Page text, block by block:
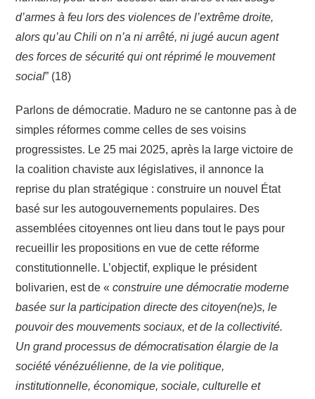
d’armes à feu lors des violences de l’extrême droite,
alors qu’au Chili on n’a ni arrêté, ni jugé aucun agent
des forces de sécurité qui ont réprimé le mouvement
social” (18)
Parlons de démocratie. Maduro ne se cantonne pas à de
simples réformes comme celles de ses voisins
progressistes. Le 25 mai 2025, après la large victoire de
la coalition chaviste aux législatives, il annonce la
reprise du plan stratégique : construire un nouvel État
basé sur les autogouvernements populaires. Des
assemblées citoyennes ont lieu dans tout le pays pour
recueillir les propositions en vue de cette réforme
constitutionnelle. L’objectif, explique le président
bolivarien, est de «construire une démocratie moderne
basée sur la participation directe des citoyen(ne)s, le
pouvoir des mouvements sociaux, et de la collectivité.
Un grand processus de démocratisation élargie de la
société vénézuélienne, de la vie politique,
institutionnelle, économique, sociale, culturelle et